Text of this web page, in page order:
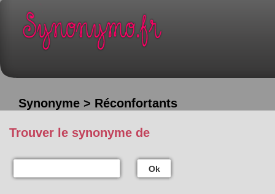
Synonyme > Réconfortants
Trouver le synonyme de
Ok